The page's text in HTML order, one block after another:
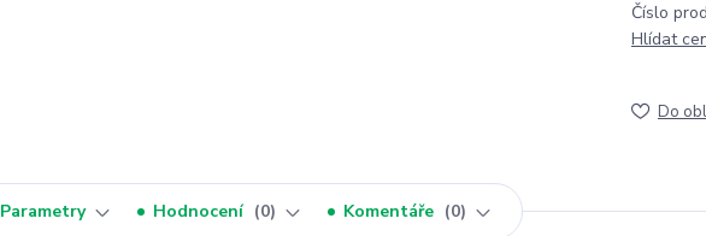
Číslo
Hlídat
Do
Parametry Hodnocení 0 Komentáře 0